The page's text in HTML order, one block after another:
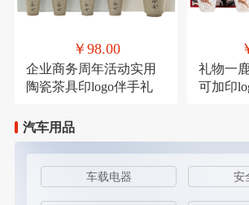
￥98.00
企业商务周年活动实用
陶瓷茶具印logo伴手礼
礼物一
可加印
汽车用品
车载电器 安